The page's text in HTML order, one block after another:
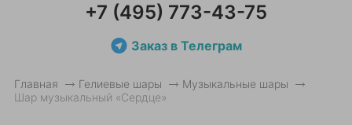
+7 (495) 773-43-75
Заказ в Телеграм
Главная Гелиевые шары
Музыкальные шары
Шар музыкальный «Сердце»